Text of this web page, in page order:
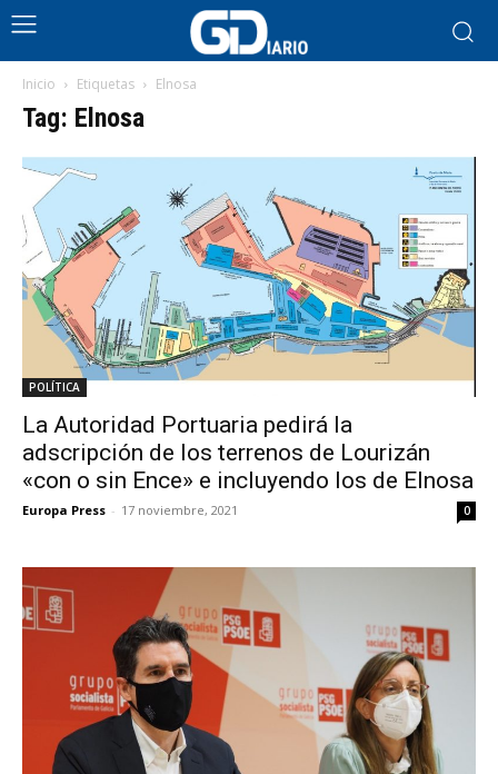
Inicio Etiquetas Elnosa
Tag: Elnosa
POLÍTICA
La Autoridad Portuaria pedirá la
adscripción de los terrenos de Lourizán
«con o sin Ence» e incluyendo los de Elnosa
Europa Press - 17 noviembre, 2021 0